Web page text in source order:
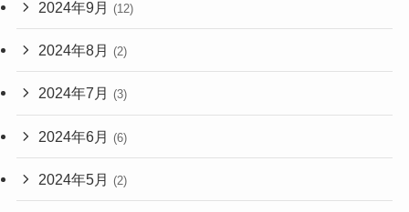
2024年9月 (12)
2024年8月 (2)
2024年7月 (3)
2024年6月 (6)
2024年5月 (2)